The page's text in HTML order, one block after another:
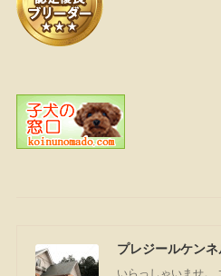
プレジールケン
いらっしゃいませ。